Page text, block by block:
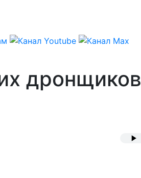
дронщиков